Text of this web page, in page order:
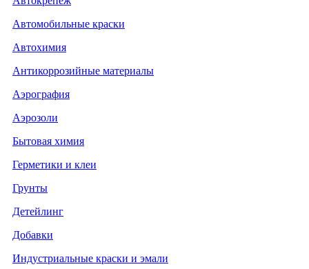
Автомобильные краски
Автохимия
Антикоррозийные материалы
Аэрография
Аэрозоли
Бытовая химия
Герметики и клеи
Грунты
Детейлинг
Добавки
Индустриальные краски и эмали